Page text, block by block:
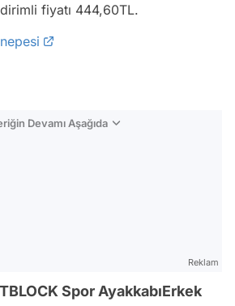
fiyatı 444,60TL.
Devamı Aşağıda
Reklam
Spor AyakkabıErkek